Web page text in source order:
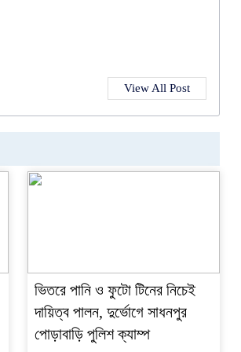
View All Post
ভিতরে পানি ও ফুটো টিনের নিচেই
দায়িত্ব পালন, দুর্ভোগে সাধনপুর
পোড়াবাড়ি পুলিশ ক্যাম্প